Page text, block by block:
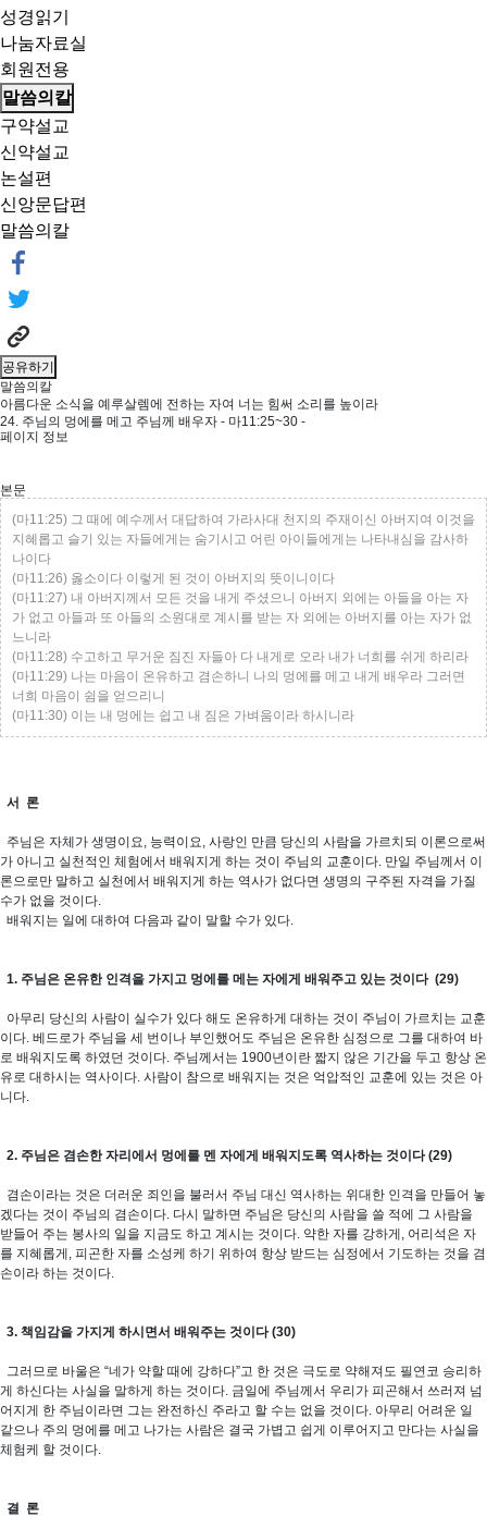
성경읽기
나눔자료실
회원전용
말씀의칼
구약설교
신약설교
논설편
신앙문답편
말씀의칼
공유하기
말씀의칼
아름다운 소식을 예루살렘에 전하는 자여 너는 힘써 소리를 높이라
24. 주님의 멍에를 메고 주님께 배우자 - 마11:25~30 -
페이지 정보
본문
(마11:25) 그 때에 예수께서 대답하여 가라사대 천지의 주재이신 아버지여 이것을
지혜롭고 슬기 있는 자들에게는 숨기시고 어린 아이들에게는 나타내심을 감사하
나이다
(마11:26) 옳소이다 이렇게 된 것이 아버지의 뜻이니이다
(마11:27) 내 아버지께서 모든 것을 내게 주셨으니 아버지 외에는 아들을 아는 자
가 없고 아들과 또 아들의 소원대로 계시를 받는 자 외에는 아버지를 아는 자가 없
느니라
(마11:28) 수고하고 무거운 짐진 자들아 다 내게로 오라 내가 너희를 쉬게 하리라
(마11:29) 나는 마음이 온유하고 겸손하니 나의 멍에를 메고 내게 배우라 그러면
너희 마음이 쉼을 얻으리니
(마11:30) 이는 내 멍에는 쉽고 내 짐은 가벼움이라 하시니라
서 론
주님은 자체가 생명이요, 능력이요, 사랑인 만큼 당신의 사람을 가르치되 이론으로써
가 아니고 실천적인 체험에서 배워지게 하는 것이 주님의 교훈이다. 만일 주님께서 이
론으로만 말하고 실천에서 배워지게 하는 역사가 없다면 생명의 구주된 자격을 가질
수가 없을 것이다.
배워지는 일에 대하여 다음과 같이 말할 수가 있다.
1. 주님은 온유한 인격을 가지고 멍에를 메는 자에게 배워주고 있는 것이다 (29)
아무리 당신의 사람이 실수가 있다 해도 온유하게 대하는 것이 주님이 가르치는 교훈
이다. 베드로가 주님을 세 번이나 부인했어도 주님은 온유한 심정으로 그를 대하여 바
로 배워지도록 하였던 것이다. 주님께서는 1900년이란 짧지 않은 기간을 두고 항상 온
유로 대하시는 역사이다. 사람이 참으로 배워지는 것은 억압적인 교훈에 있는 것은 아
니다.
2. 주님은 겸손한 자리에서 멍에를 멘 자에게 배워지도록 역사하는 것이다 (29)
겸손이라는 것은 더러운 죄인을 불러서 주님 대신 역사하는 위대한 인격을 만들어 놓
겠다는 것이 주님의 겸손이다. 다시 말하면 주님은 당신의 사람을 쓸 적에 그 사람을
받들어 주는 봉사의 일을 지금도 하고 계시는 것이다. 약한 자를 강하게, 어리석은 자
를 지혜롭게, 피곤한 자를 소성케 하기 위하여 항상 받드는 심정에서 기도하는 것을 겸
손이라 하는 것이다.
3. 책임감을 가지게 하시면서 배워주는 것이다 (30)
그러므로 바울은 “네가 약할 때에 강하다”고 한 것은 극도로 약해져도 필연코 승리하
게 하신다는 사실을 말하게 하는 것이다. 금일에 주님께서 우리가 피곤해서 쓰러져 넘
어지게 한 주님이라면 그는 완전하신 주라고 할 수는 없을 것이다. 아무리 어려운 일
같으나 주의 멍에를 메고 나가는 사람은 결국 가볍고 쉽게 이루어지고 만다는 사실을
체험케 할 것이다.
결 론